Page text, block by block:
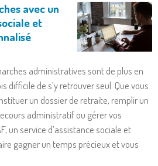
avec un
et
administratives sont de plus en
difficile de s’y retrouver seul. Que vous
un dossier de retraite, remplir un
administratif ou gérer vos
un service d’assistance sociale et
gagner un temps précieux et vous